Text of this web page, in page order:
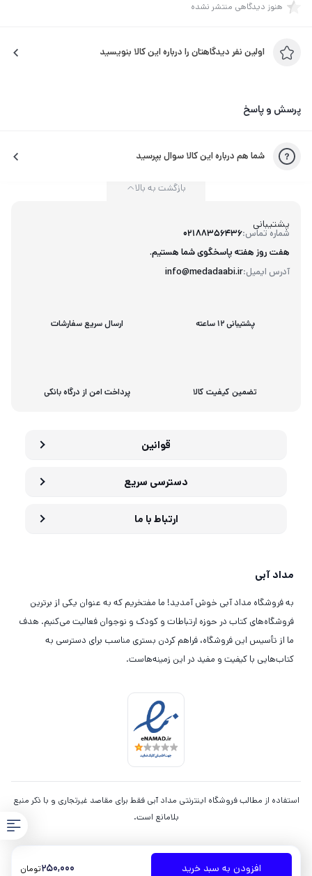
افزودن به سبد خرید 250,000تومان
هنوز دیدگاهی منتشر نشده
اولین نفر دیدگاهتان را درباره این کالا بنویسید
پرسش و پاسخ
شما هم درباره این کالا سوال بپرسید
پشتیبانی
شماره تماس:02188356436
آدرس ایمیل:info@medadaabi.ir
هفت روز هفته پاسخگوی شما هستیم.
بازگشت به بالا
پشتیبانی 12 ساعته ارسال سریع سفارشات
تضمین کیفیت کالا پرداخت امن از درگاه بانکی
قوانین
دسترسی سریع
ارتباط با ما
مداد آبی
به فروشگاه مداد آبی خوش آمدید! ما مفتخریم که به عنوان یکی از برترین
فروشگاه‌های کتاب در حوزه ارتباطات و کودک و نوجوان فعالیت می‌کنیم. هدف
ما از تأسیس این فروشگاه، فراهم کردن بستری مناسب برای دسترسی به
کتاب‌هایی با کیفیت و مفید در این زمینه‌هاست.
استفاده از مطالب فروشگاه اینترنتی مداد آبی فقط برای مقاصد غیرتجاری و با ذکر منبع
بلامانع است.